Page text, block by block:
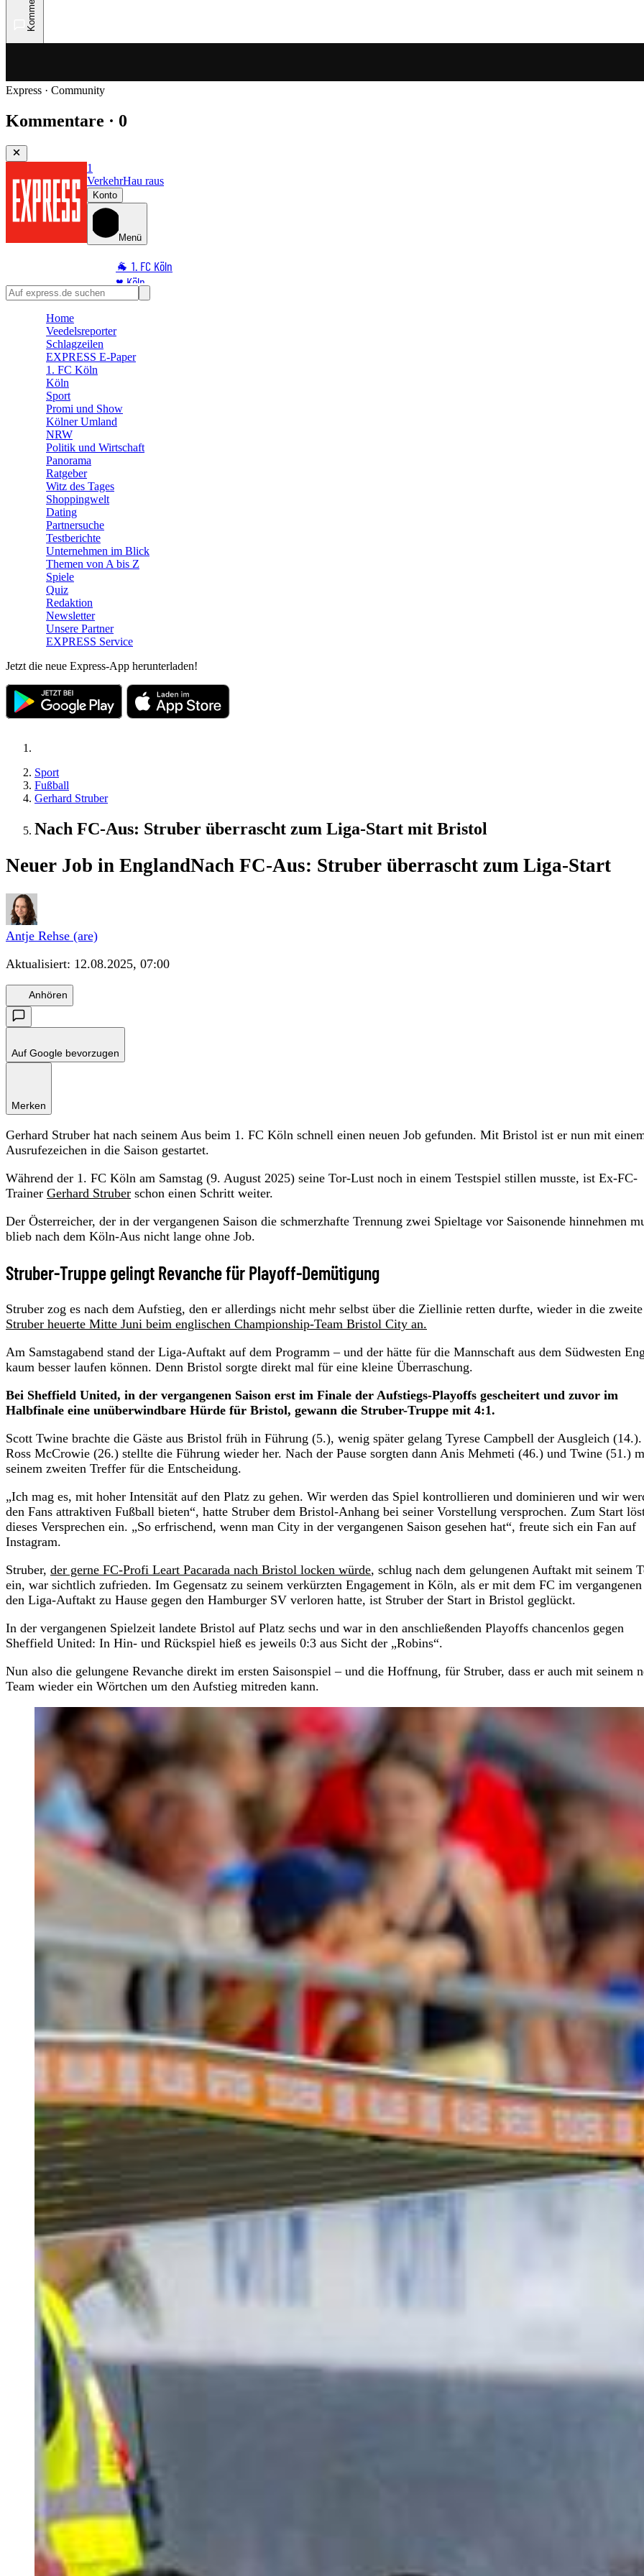
Express · Community
Kommentare · 0
1
VerkehrHau raus
Konto
Menü
🐐 1. FC Köln
♥️ Köln
⭐ Promi
🛒 Shoppingwelt
🧩 Spiele
Home
Veedelsreporter
Schlagzeilen
EXPRESS E-Paper
1. FC Köln
Köln
Sport
Promi und Show
Kölner Umland
NRW
Politik und Wirtschaft
Panorama
Ratgeber
Witz des Tages
Shoppingwelt
Dating
Partnersuche
Testberichte
Unternehmen im Blick
Themen von A bis Z
Spiele
Quiz
Redaktion
Newsletter
Unsere Partner
EXPRESS Service
Jetzt die neue Express-App herunterladen!
Sport
Fußball
Gerhard Struber
Nach FC-Aus: Struber überrascht zum Liga-Start mit Bristol
Neuer Job in EnglandNach FC-Aus: Struber überrascht zum Liga-Start
Antje Rehse (are)
Aktualisiert: 12.08.2025, 07:00
Anhören
Auf Google bevorzugen
Merken
Gerhard Struber hat nach seinem Aus beim 1. FC Köln schnell einen neuen Job gefunden. Mit Bristol ist er nun mit
Ausrufezeichen in die Saison gestartet.
Während der 1. FC Köln am Samstag (9. August 2025) seine Tor-Lust noch in einem Testspiel stillen musste, ist Ex-FC-
Trainer Gerhard Struber schon einen Schritt weiter.
Der Österreicher, der in der vergangenen Saison die schmerzhafte Trennung zwei Spieltage vor Saisonende hinnehmen
blieb nach dem Köln-Aus nicht lange ohne Job.
Struber-Truppe gelingt Revanche für Playoff-Demütigung
Struber zog es nach dem Aufstieg, den er allerdings nicht mehr selbst über die Ziellinie retten durfte, wieder in die
Struber heuerte Mitte Juni beim englischen Championship-Team Bristol City an.
Am Samstagabend stand der Liga-Auftakt auf dem Programm – und der hätte für die Mannschaft aus dem Südwesten
kaum besser laufen können. Denn Bristol sorgte direkt mal für eine kleine Überraschung.
Bei Sheffield United, in der vergangenen Saison erst im Finale der Aufstiegs-Playoffs gescheitert und zuvor im
Halbfinale eine unüberwindbare Hürde für Bristol, gewann die Struber-Truppe mit 4:1.
Scott Twine brachte die Gäste aus Bristol früh in Führung (5.), wenig später gelang Tyrese Campbell der Ausgleich
Ross McCrowie (26.) stellte die Führung wieder her. Nach der Pause sorgten dann Anis Mehmeti (46.) und Twine (51.)
seinem zweiten Treffer für die Entscheidung.
„Ich mag es, mit hoher Intensität auf den Platz zu gehen. Wir werden das Spiel kontrollieren und dominieren und wir
den Fans attraktiven Fußball bieten“, hatte Struber dem Bristol-Anhang bei seiner Vorstellung versprochen. Zum Start
dieses Versprechen ein. „So erfrischend, wenn man City in der vergangenen Saison gesehen hat“, freute sich ein Fan auf
Instagram.
Struber, der gerne FC-Profi Leart Pacarada nach Bristol locken würde, schlug nach dem gelungenen Auftakt mit seinem
ein, war sichtlich zufrieden. Im Gegensatz zu seinem verkürzten Engagement in Köln, als er mit dem FC im vergangenen
den Liga-Auftakt zu Hause gegen den Hamburger SV verloren hatte, ist Struber der Start in Bristol geglückt.
In der vergangenen Spielzeit landete Bristol auf Platz sechs und war in den anschließenden Playoffs chancenlos gegen
Sheffield United: In Hin- und Rückspiel hieß es jeweils 0:3 aus Sicht der „Robins“.
Nun also die gelungene Revanche direkt im ersten Saisonspiel – und die Hoffnung, für Struber, dass er auch mit seinem
Team wieder ein Wörtchen um den Aufstieg mitreden kann.